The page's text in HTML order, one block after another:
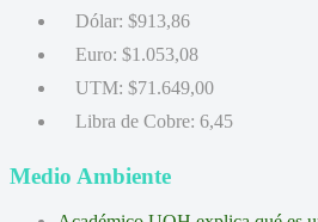
Dólar: $913,86
Euro: $1.053,08
UTM: $71.649,00
Libra de Cobre: 6,45
Medio Ambiente